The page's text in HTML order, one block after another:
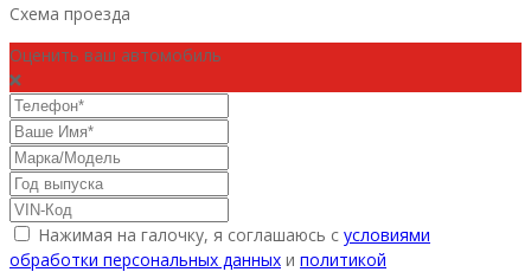
Схема проезда
Оценить ваш автомобиль
Нажимая на галочку, я соглашаюсь с условиями
обработки персональных данных и политикой